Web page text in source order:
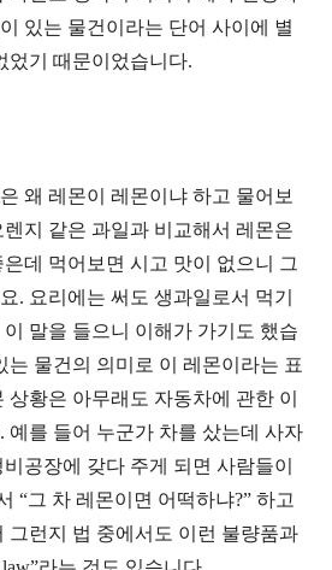
있는 물건이라는 단어 사이에 별
었기 때문이었습니다.
왜 레몬이 레몬이냐 하고 물어보
지 같은 과일과 비교해서 레몬은
데 먹어보면 시고 맛이 없으니 그
. 요리에는 써도 생과일로서 먹기
말을 들으니 이해가 가기도 했습
는 물건의 의미로 이 레몬이라는 표
황은 아무래도 자동차에 관한 이
. 예를 들어 누군가 차를 샀는데 사자
공장에 갖다 주게 되면 사람들이
“그 차 레몬이면 어떡하냐?” 하고
그런지 법 중에서도 이런 불량품과